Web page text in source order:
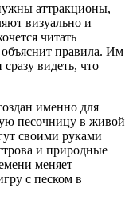
аттракционы,
визуально и
читать
правила. Им
сразу видеть, что
именно для
песочницу в живой
своими руками
и природные
меняет
с песком в